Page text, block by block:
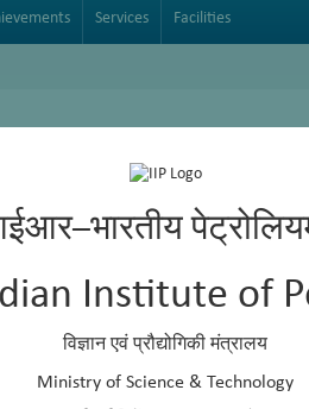
Institute of
विज्ञान एवं प्रौद्योगिकी मंत्रालय
Ministry of Science & Technology
Services Facilities